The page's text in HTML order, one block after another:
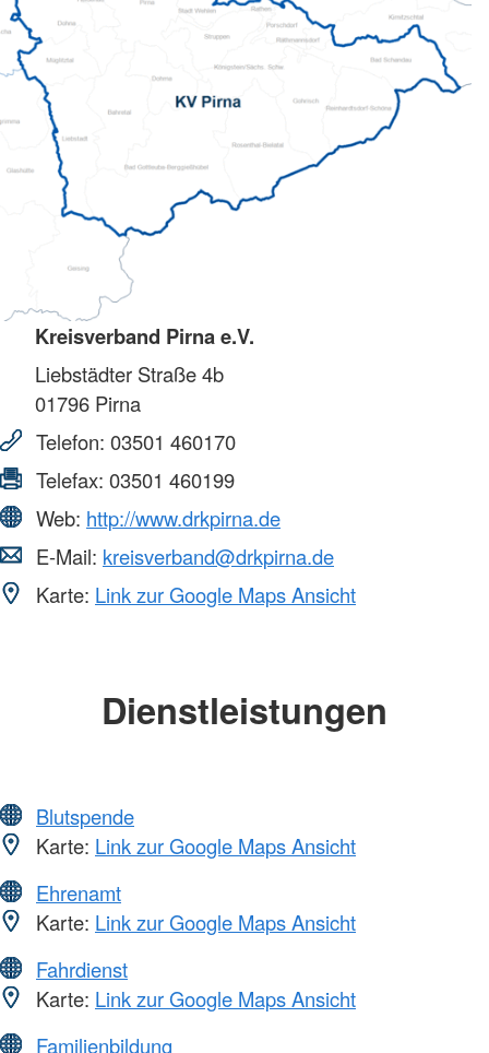
Kreisverband Pirna e.V.
Liebstädter Straße 4b
01796 Pirna
Telefon: 03501 460170
Telefax: 03501 460199
Web: http://www.drkpirna.de
E-Mail: kreisverband@drkpirna.de
Karte: Link zur Google Maps Ansicht
Dienstleistungen
Blutspende
Karte: Link zur Google Maps Ansicht
Ehrenamt
Karte: Link zur Google Maps Ansicht
Fahrdienst
Karte: Link zur Google Maps Ansicht
Familienbildung